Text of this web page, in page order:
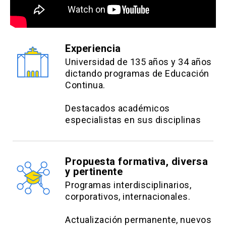
Experiencia
Universidad de 135 años y 34 años
dictando programas de Educación
Continua.
Destacados académicos
especialistas en sus disciplinas
Propuesta formativa, diversa
y pertinente
Programas interdisciplinarios,
corporativos, internacionales.
Actualización permanente, nuevos